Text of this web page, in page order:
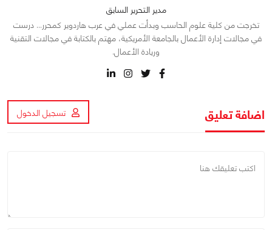
مدير التحرير السابق
تخرجت من كلية علوم الحاسب وبدأت عملي في عرب هاردوير كمحرر… درست
في مجالات إدارة الأعمال بالجامعة الأمريكية، مهتم بالكتابة في مجالات التقنية
وريادة الأعمال.
اضافة تعليق تسجيل الدخول